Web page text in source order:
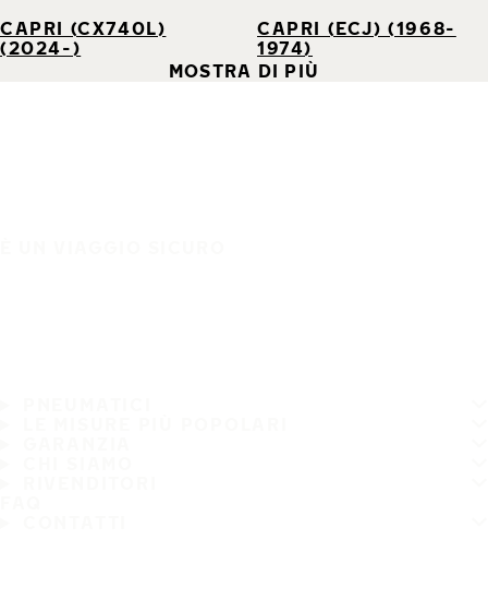
CAPRI (CX740L)
(2024-)
CAPRI (ECJ) (1968-
1974)
MOSTRA DI PIÙ